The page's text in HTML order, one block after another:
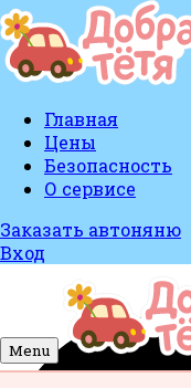
Главная
Цены
Безопасность
О сервисе
Заказать автоняню
Вход
Menu